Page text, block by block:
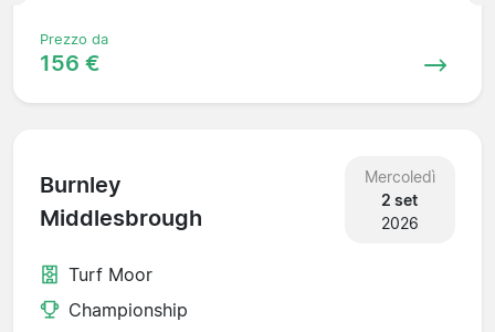
Prezzo da
156 €
Burnley
Middlesbrough
Mercoledì
2 set
2026
Turf Moor
Championship